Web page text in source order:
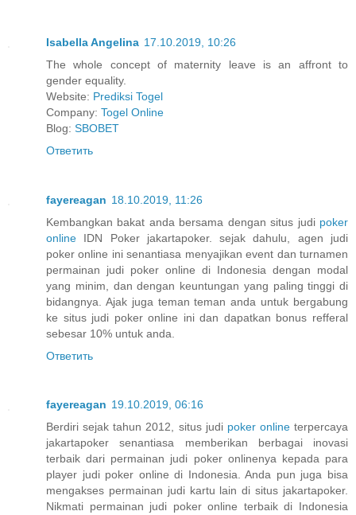
Isabella Angelina 17.10.2019, 10:26
The whole concept of maternity leave is an affront to
gender equality.
Website: Prediksi Togel
Company: Togel Online
Blog: SBOBET
Ответить
fayereagan 18.10.2019, 11:26
Kembangkan bakat anda bersama dengan situs judi poker
online IDN Poker jakartapoker. sejak dahulu, agen judi
poker online ini senantiasa menyajikan event dan turnamen
permainan judi poker online di Indonesia dengan modal
yang minim, dan dengan keuntungan yang paling tinggi di
bidangnya. Ajak juga teman teman anda untuk bergabung
ke situs judi poker online ini dan dapatkan bonus refferal
sebesar 10% untuk anda.
Ответить
fayereagan 19.10.2019, 06:16
Berdiri sejak tahun 2012, situs judi poker onlineterpercaya
jakartapoker senantiasa memberikan berbagai inovasi
terbaik dari permainan judi poker onlinenya kepada para
player judi poker online di Indonesia. Anda pun juga bisa
mengakses permainan judi kartu lain di situs jakartapoker.
Nikmati permainan judi poker online terbaik di Indonesia